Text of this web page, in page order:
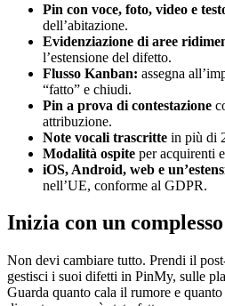
Pin con voce, foto, video e
dell’abitazione.
Evidenziazione di aree
l’estensione del difetto.
Flusso Kanban: assegna
“fatto” e chiudi.
Pin a prova di contestazione
attribuzione.
Note vocali trascritte in più di
Modalità ospite per acquirenti
iOS, Android, web e
nell’UE, conforme al GDPR.
Inizia con un complesso
Non devi cambiare tutto. Prendi il
gestisci i suoi difetti in PinMy, sulle
Guarda quanto cala il rumore e